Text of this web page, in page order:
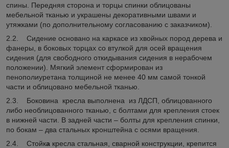
спины. Передняя сторона и торцы спинки облицованы
мебельной тканью и украшены декоративными швами и
утяжками (по дополнительному согласованию с заказчиком).
2.2. Сидение основано на каркасе из хвойных пород дерева и
фанеры, в боковых торцах со втулкой для осей вращения
сидения (для свободного откидывания сидения в нерабочем
положении). Мягкий элемент сформирован из
пенополиуретана толщиной не менее 40 мм самой тонкой
части и облицовано мебельной тканью.
2.3. Боковина кресла выполнена из ЛДСП, облицованного
либо необлицованного тканью, с болтами для крепления стоек
в нижней части. В задней части – болты для крепления спинки,
по бокам – два стальных кронштейна с осями вращения.
2.4. Стойка кресла стальная, сварной конструкции, крепится